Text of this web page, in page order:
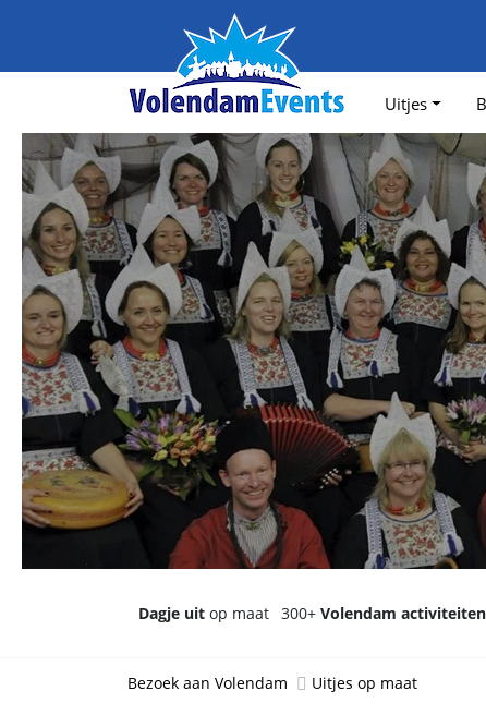
Uitjes
Dagje uit op maat 300+ Volendam activiteiten
Bezoek aan Volendam Uitjes op maat